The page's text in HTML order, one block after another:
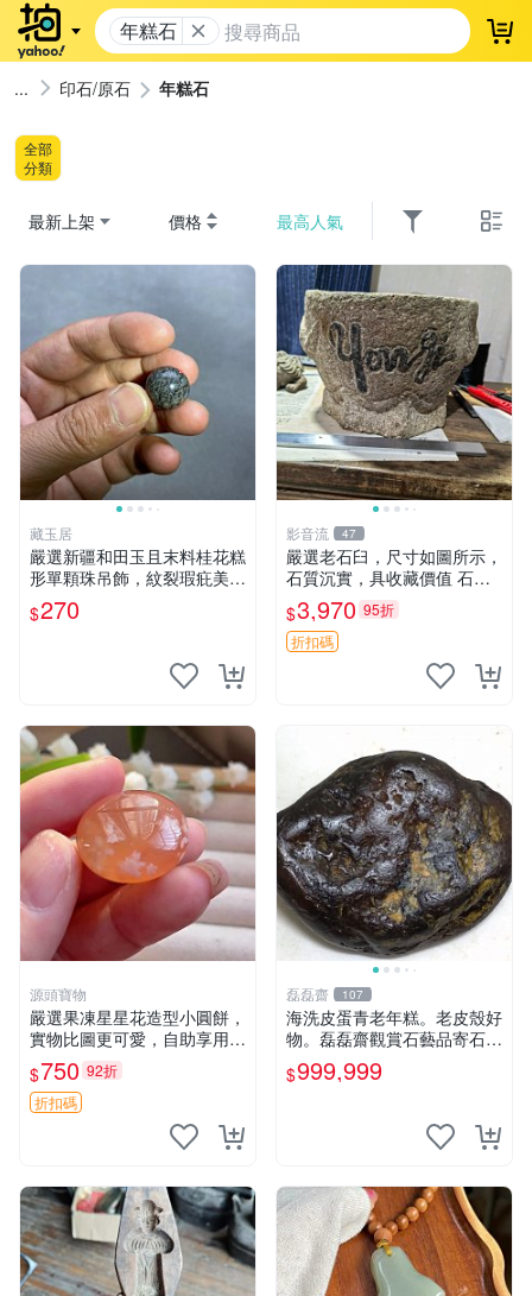
年糕石 登
印石/原石 年糕石
全部
分類
最新上架 價格 最高人氣
藏玉居
嚴選新疆和田玉且末料桂花糕
形單顆珠吊飾，紋裂瑕疪美中
不足仍具收藏價值 16 粒裝 桂
花糕 卡珠 吊飾
$270
影音流 47
嚴選老石臼，尺寸如圖所示，
石質沉實，具收藏價值 石臼
古物 古董
$3,970 95折
折扣碼
源頭寶物
嚴選果凍星星花造型小圓餅，
實物比圖更可愛，自助享用更
方便 小圓餅 果凍 星星花
$750 92折
折扣碼
磊磊齋 107
海洗皮蛋青老年糕。老皮殼好
物。磊磊齋觀賞石藝品寄石加
工代工雕刻研磨雨花石瑪瑙大
灣石珠寶首飾寶石大陸石台灣
飾壽山石雞血石壽山雞血石原
$999,999